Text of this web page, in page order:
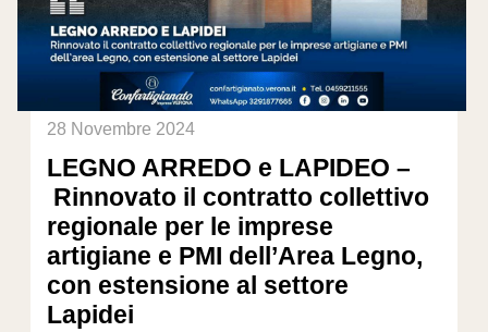
28 Novembre 2024
LEGNO ARREDO e LAPIDEO –
Rinnovato il contratto collettivo
regionale per le imprese
artigiane e PMI dell’Area Legno,
con estensione al settore
Lapidei